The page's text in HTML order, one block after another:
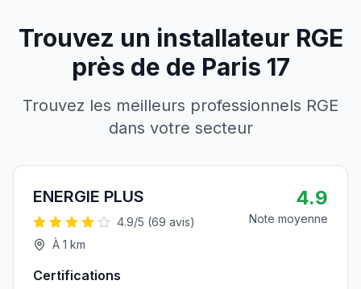
Trouvez un installateur RGE
près de de Paris 17
Trouvez les meilleurs professionnels RGE
dans votre secteur
ENERGIE PLUS
4.9/5 (69 avis)
À 1 km
4.9
Note moyenne
Certifications